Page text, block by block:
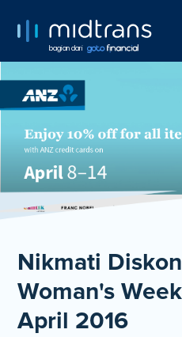
bagian dari
Nikmati
Woman's
April 2016